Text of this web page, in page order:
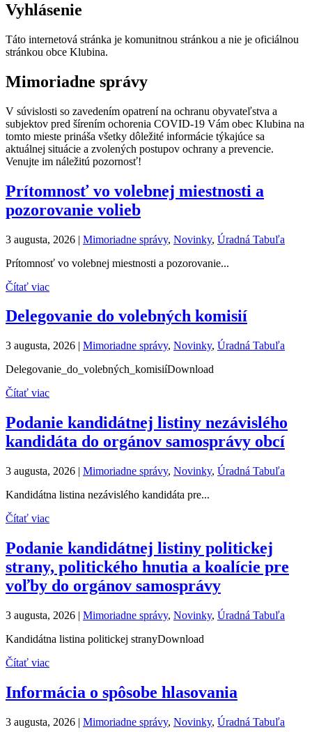
Vyhlásenie
Táto internetová stránka je komunitnou stránkou a nie je oficiálnou
stránkou obce Klubina.
Mimoriadne správy
V súvislosti so zavedením opatrení na ochranu obyvateľstva a
subjektov pred šírením ochorenia COVID-19 Vám obec Klubina na
tomto mieste prináša všetky dôležité informácie týkajúce sa
aktuálnej situácie a zvolených postupov ochrany a prevencie.
Venujte im náležitú pozornosť!
Prítomnosť vo volebnej miestnosti a
pozorovanie volieb
3 augusta, 2026 | Mimoriadne správy, Novinky, Úradná Tabuľa
Prítomnosť vo volebnej miestnosti a pozorovanie...
Čítať viac
Delegovanie do volebných komisií
3 augusta, 2026 | Mimoriadne správy, Novinky, Úradná Tabuľa
Delegovanie_do_volebných_komisiíDownload
Čítať viac
Podanie kandidátnej listiny nezávislého
kandidáta do orgánov samosprávy obcí
3 augusta, 2026 | Mimoriadne správy, Novinky, Úradná Tabuľa
Kandidátna listina nezávislého kandidáta pre...
Čítať viac
Podanie kandidátnej listiny politickej
strany, politického hnutia a koalície pre
voľby do orgánov samosprávy
3 augusta, 2026 | Mimoriadne správy, Novinky, Úradná Tabuľa
Kandidátna listina politickej stranyDownload
Čítať viac
Informácia o spôsobe hlasovania
3 augusta, 2026 | Mimoriadne správy, Novinky, Úradná Tabuľa